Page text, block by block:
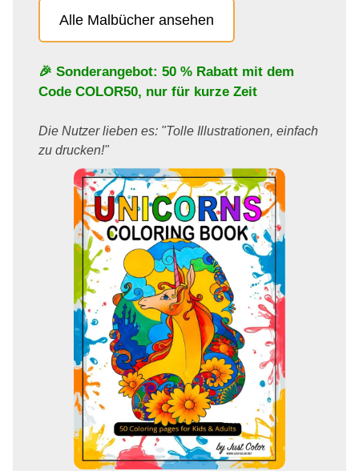
Alle Malbücher ansehen
🎉 Sonderangebot: 50 % Rabatt mit dem
Code COLOR50, nur für kurze Zeit
Die Nutzer lieben es: "Tolle Illustrationen, einfach
zu drucken!"